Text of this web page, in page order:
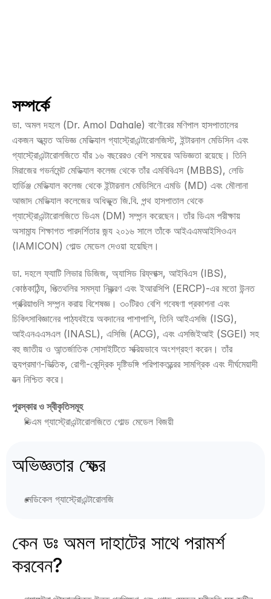
সম্পর্কে
ডা. অমল দহলে (Dr. Amol Dahale) বাণৌরের মণিপাল হাসপাতালের
একজন অত্যন্ত অভিজ্ঞ মেডিক্যাল গ্যাস্ট্রোএন্টারোলজিস্ট, ইন্টারনাল মেডিসিন এবং
গ্যাস্ট্রোএন্টারোলজিতে যাঁর ১৬ বছরেরও বেশি সময়ের অভিজ্ঞতা রয়েছে। তিনি
মিরাজের গভর্নমেন্ট মেডিক্যাল কলেজ থেকে তাঁর এমবিবিএস (MBBS), লেডি
হার্ডিঞ্জ মেডিক্যাল কলেজ থেকে ইন্টারনাল মেডিসিনে এমডি (MD) এবং মৌলানা
আজাদ মেডিক্যাল কলেজের অধিভুক্ত জি.বি. পন্থ হাসপাতাল থেকে
গ্যাস্ট্রোএন্টারোলজিতে ডিএম (DM) সম্পন্ন করেছেন। তাঁর ডিএম পরীক্ষায়
অসামান্য শিক্ষাগত পারদর্শিতার জন্য ২০১৬ সালে তাঁকে আইএএমআইসিওএন
(IAMICON) গোল্ড মেডেল দেওয়া হয়েছিল।
ডা. দহলে ফ্যাটি লিভার ডিজিজ, অ্যাসিড রিফ্লাক্স, আইবিএস (IBS),
কোষ্ঠকাঠিন্য, পিত্তথলির সমস্যা নিয়ন্ত্রণ এবং ইআরসিপি (ERCP)-এর মতো উন্নত
প্রক্রিয়াগুলি সম্পন্ন করায় বিশেষজ্ঞ। ৩০টিরও বেশি গবেষণা প্রকাশনা এবং
চিকিৎসাবিজ্ঞানের পাঠ্যবইয়ে অবদানের পাশাপাশি, তিনি আইএসজি (ISG),
আইএনএএসএল (INASL), এসিজি (ACG), এবং এসজিইআই (SGEI) সহ
বহু জাতীয় ও আন্তর্জাতিক সোসাইটিতে সক্রিয়ভাবে অংশগ্রহণ করেন। তাঁর
তথ্যপ্রমাণ-ভিত্তিক, রোগী-কেন্দ্রিক দৃষ্টিভঙ্গি পরিপাকতন্ত্রের সামগ্রিক এবং দীর্ঘমেয়াদী
যত্ন নিশ্চিত করে।
পুরস্কার ও স্বীকৃতিসমূহ
ডিএম গ্যাস্ট্রোএন্টারোলজিতে গোল্ড মেডেল বিজয়ী
অভিজ্ঞতার ক্ষেত্র
মেডিকেল গ্যাস্ট্রোএন্টারোলজি
কেন ডঃ অমল দাহাটের সাথে পরামর্শ
করবেন?